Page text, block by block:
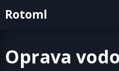
toRotoml
Oprava